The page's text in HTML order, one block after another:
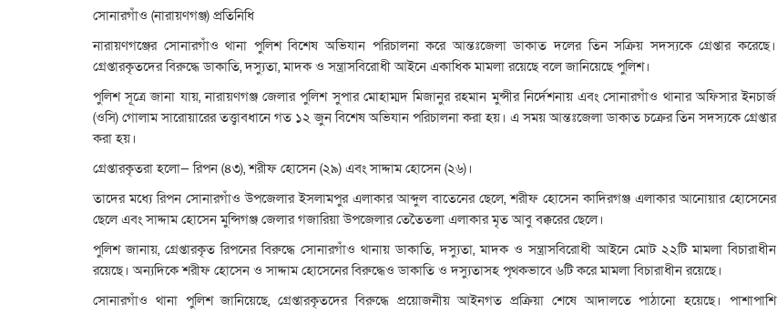
সোনারগাঁও (নারায়ণগঞ্জ) প্রতিনিধি
নারায়ণগঞ্জের সোনারগাঁও থানা পুলিশ বিশেষ অভিযান পরিচালনা করে আন্তঃজেলা ডাকাত দলের তিন সক্রিয় সদস্যকে গ্রেপ্তার করেছে।
গ্রেপ্তারকৃতদের বিরুদ্ধে ডাকাতি, দস্যুতা, মাদক ও সন্ত্রাসবিরোধী আইনে একাধিক মামলা রয়েছে বলে জানিয়েছে পুলিশ।
পুলিশ সূত্রে জানা যায়, নারায়ণগঞ্জ জেলার পুলিশ সুপার মোহাম্মদ মিজানুর রহমান মুন্সীর নির্দেশনায় এবং সোনারগাঁও থানার অফিসার ইনচার্জ
(ওসি) গোলাম সারোয়ারের তত্ত্বাবধানে গত ১২ জুন বিশেষ অভিযান পরিচালনা করা হয়। এ সময় আন্তঃজেলা ডাকাত চক্রের তিন সদস্যকে গ্রেপ্তার
করা হয়।
গ্রেপ্তারকৃতরা হলো— রিপন (৪৩), শরীফ হোসেন (২৯) এবং সাদ্দাম হোসেন (২৬)।
তাদের মধ্যে রিপন সোনারগাঁও উপজেলার ইসলামপুর এলাকার আব্দুল বাতেনের ছেলে, শরীফ হোসেন কাদিরগঞ্জ এলাকার আনোয়ার হোসেনের
ছেলে এবং সাদ্দাম হোসেন মুন্সিগঞ্জ জেলার গজারিয়া উপজেলার তেতৈতলা এলাকার মৃত আবু বক্করের ছেলে।
পুলিশ জানায়, গ্রেপ্তারকৃত রিপনের বিরুদ্ধে সোনারগাঁও থানায় ডাকাতি, দস্যুতা, মাদক ও সন্ত্রাসবিরোধী আইনে মোট ২২টি মামলা বিচারাধীন
রয়েছে। অন্যদিকে শরীফ হোসেন ও সাদ্দাম হোসেনের বিরুদ্ধেও ডাকাতি ও দস্যুতাসহ পৃথকভাবে ৬টি করে মামলা বিচারাধীন রয়েছে।
সোনারগাঁও থানা পুলিশ জানিয়েছে, গ্রেপ্তারকৃতদের বিরুদ্ধে প্রয়োজনীয় আইনগত প্রক্রিয়া শেষে আদালতে পাঠানো হয়েছে। পাশাপাশি